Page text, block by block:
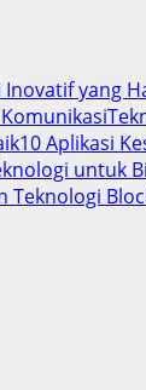
Inovatif yang
10 Aplikasi
untuk
Teknologi